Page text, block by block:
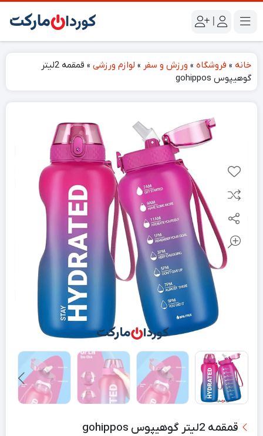
|
خانه » فروشگاه » ورزش و سفر » لوازم ورزشی »
قمقمه 2لیتر
گوهیپوس gohippos
قمقمه 2لیتر گوهیپوس gohippos